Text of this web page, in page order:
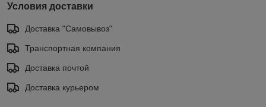
Условия доставки
Доставка "Самовывоз"
Транспортная компания
Доставка почтой
Доставка курьером